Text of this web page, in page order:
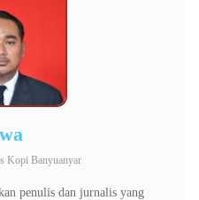
Kopi Banyuanyar
penulis dan jurnalis yang